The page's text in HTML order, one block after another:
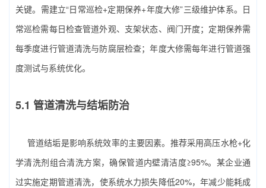
关键。需建立“日常巡检+定期保养+年度大修”三级维护体系。日
常巡检需每日检查管道外观、支架状态、阀门开度；定期保养需
每季度进行管道清洗与防腐层检查；年度大修需每年进行管道强
度测试与系统优化。
5.1 管道清洗与结垢防治
管道结垢是影响系统效率的主要因素。推荐采用高压水枪+化
学清洗剂组合清洗方案，确保管道内壁清洁度≥95%。某企业通
过实施定期管道清洗，使系统水力损失降低20%，年减少能耗成